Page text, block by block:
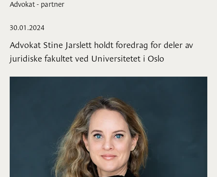
Advokat - partner
30.01.2024
Advokat Stine Jarslett holdt foredrag for deler av
juridiske fakultet ved Universitetet i Oslo